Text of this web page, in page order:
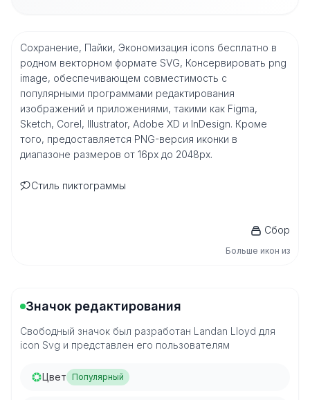
Сохранение, Пайки, Экономизация icons бесплатно в
родном векторном формате SVG, Консервировать png
image, обеспечивающем совместимость с
популярными программами редактирования
изображений и приложениями, такими как Figma,
Sketch, Corel, Illustrator, Adobe XD и InDesign. Кроме
того, предоставляется PNG-версия иконки в
диапазоне размеров от 16px до 2048px.
Стиль пиктограммы
Сбор
Больше икон из
Значок редактирования
Свободный значок был разработан Landan Lloyd для
icon Svg и представлен его пользователям
Цвет Популярный